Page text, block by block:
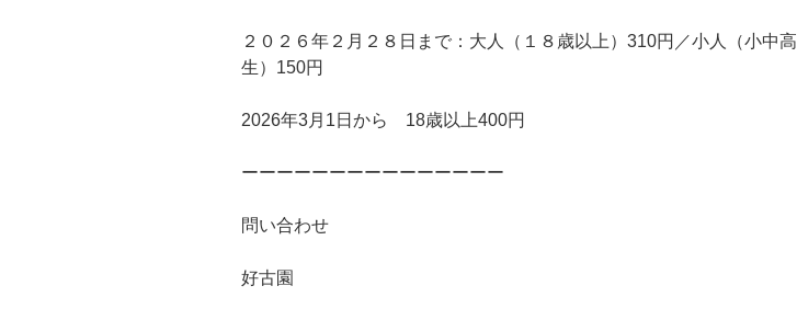
２０２６年２月２８日まで：大人（１８歳以上）310円／小人（小中高
生）150円
2026年3月1日から 18歳以上400円
ーーーーーーーーーーーーーーー
問い合わせ
好古園